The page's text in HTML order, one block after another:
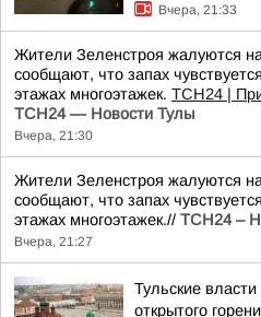
Вчера, 21:33
Жители Зеленстроя жалуются
сообщают, что запах
этажах многоэтажек. ТСН24 |
ТСН24 — Новости Тулы
Вчера, 21:30
Жители Зеленстроя жалуются
сообщают, что запах
этажах многоэтажек.// ТСН24 –
Вчера, 21:27
Тульские
открытого